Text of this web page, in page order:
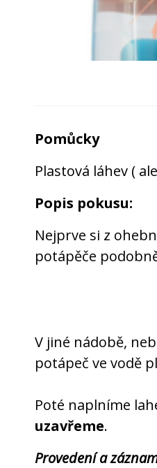
Pomůcky
Plastová láhev (
Popis pokusu:
Nejprve si z
potápěče
V jiné nádobě,
potápeč ve vodě
Poté naplníme
uzavřeme.
Provedení a